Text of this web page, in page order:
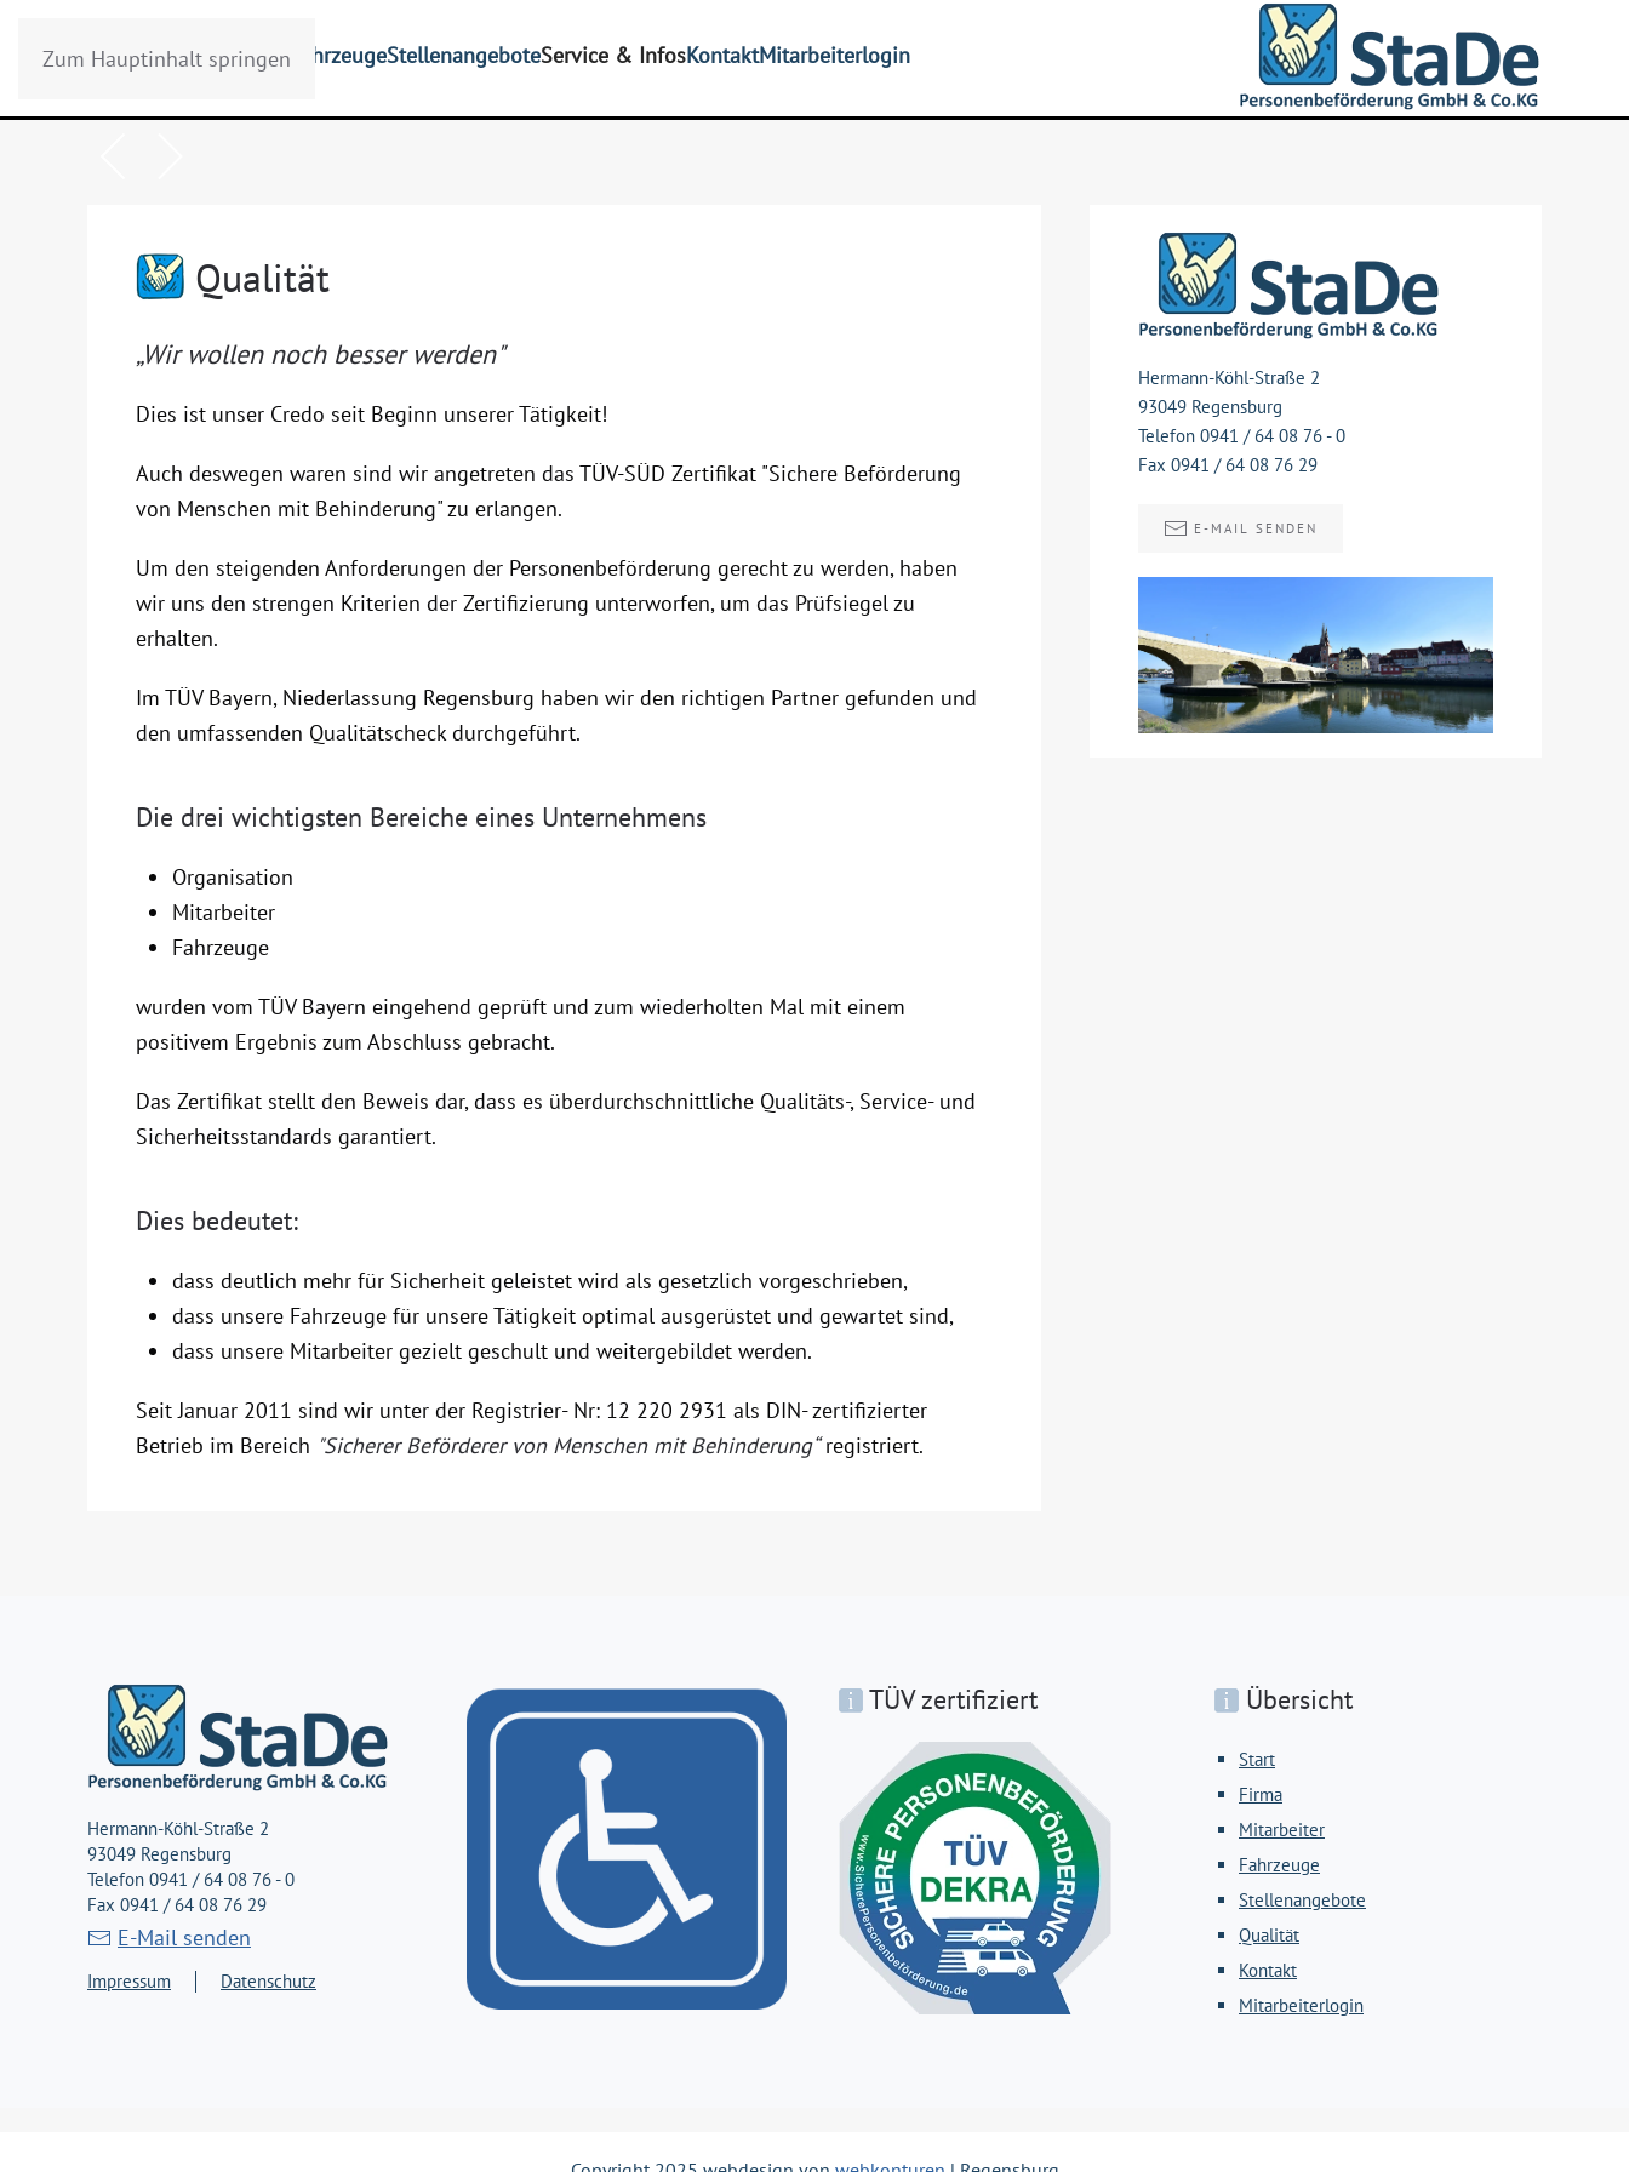
Zum Hauptinhalt springen
StartFirmaMitarbeiter FahrzeugeStellenangeboteService & InfosKontaktMitarbeiterlogin
Qualität
„Wir wollen noch besser werden"
Dies ist unser Credo seit Beginn unserer Tätigkeit!
Auch deswegen waren sind wir angetreten das TÜV-SÜD Zertifikat "Sichere Beförderung
von Menschen mit Behinderung" zu erlangen.
Um den steigenden Anforderungen der Personenbeförderung gerecht zu werden, haben
wir uns den strengen Kriterien der Zertifizierung unterworfen, um das Prüfsiegel zu
erhalten.
Im TÜV Bayern, Niederlassung Regensburg haben wir den richtigen Partner gefunden und
den umfassenden Qualitätscheck durchgeführt.
Die drei wichtigsten Bereiche eines Unternehmens
Organisation
Mitarbeiter
Fahrzeuge
wurden vom TÜV Bayern eingehend geprüft und zum wiederholten Mal mit einem
positivem Ergebnis zum Abschluss gebracht.
Das Zertifikat stellt den Beweis dar, dass es überdurchschnittliche Qualitäts-, Service- und
Sicherheitsstandards garantiert.
Dies bedeutet:
dass deutlich mehr für Sicherheit geleistet wird als gesetzlich vorgeschrieben,
dass unsere Fahrzeuge für unsere Tätigkeit optimal ausgerüstet und gewartet sind,
dass unsere Mitarbeiter gezielt geschult und weitergebildet werden.
Seit Januar 2011 sind wir unter der Registrier- Nr: 12 220 2931 als DIN- zertifizierter
Betrieb im Bereich "Sicherer Beförderer von Menschen mit Behinderung“registriert.
Hermann-Köhl-Straße 2
93049 Regensburg
Telefon 0941 / 64 08 76 - 0
Fax 0941 / 64 08 76 29
E-MAIL SENDEN
Hermann-Köhl-Straße 2
93049 Regensburg
Telefon 0941 / 64 08 76 - 0
Fax 0941 / 64 08 76 29
E-Mail senden
Impressum Datenschutz
TÜV zertifiziert Übersicht
Start
Firma
Mitarbeiter
Fahrzeuge
Stellenangebote
Qualität
Kontakt
Mitarbeiterlogin